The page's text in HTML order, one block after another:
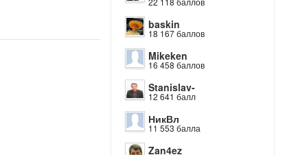
baskin
18 167 баллов
Mikeken
16 458 баллов
Stanislav-
12 641 балл
НикВл
11 553 балла
Zan4ez